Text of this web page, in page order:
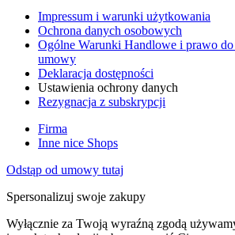
Impressum i warunki użytkowania
Ochrona danych osobowych
Ogólne Warunki Handlowe i prawo do
umowy
Deklaracja dostępności
Ustawienia ochrony danych
Rezygnacja z subskrypcji
Firma
Inne nice Shops
Odstąp od umowy tutaj
Spersonalizuj swoje zakupy
Wyłącznie za Twoją wyraźną zgodą